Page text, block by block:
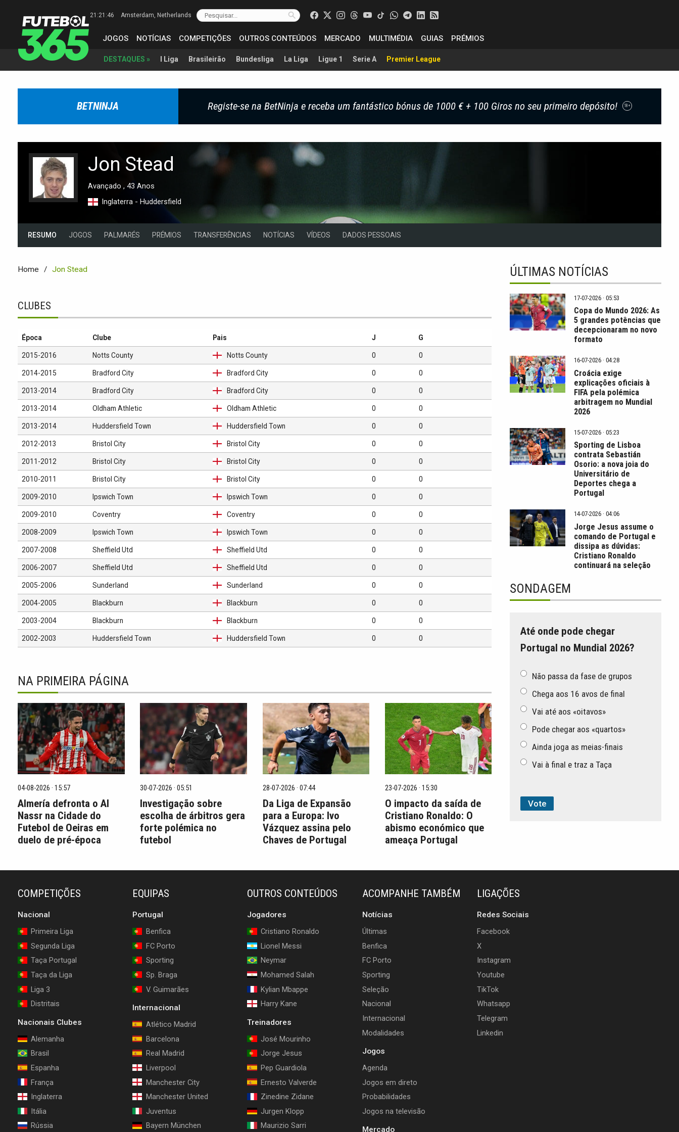
21:21:47 Amsterdam, Netherlands
JOGOS NOTÍCIAS COMPETIÇÕES OUTROS CONTEÚDOS MERCADO MULTIMÉDIA GUIAS PRÉMIOS
DESTAQUES » I Liga Brasileirão Bundesliga La Liga Ligue 1 Serie A Premier League
BETNINJA Registe-se na BetNinja e receba um fantástico bónus de 1000 € + 100 Giros no seu primeiro depósito! 18+
Jon Stead
Avançado , 43 Anos
Inglaterra - Huddersfield
RESUMO JOGOS PALMARÉS PRÉMIOS TRANSFERÊNCIAS NOTÍCIAS VÍDEOS DADOS PESSOAIS
Home Jon Stead
CLUBES
Época Clube Pais J G
2015-2016 Notts County Notts County 0 0
2014-2015 Bradford City Bradford City 0 0
2013-2014 Bradford City Bradford City 0 0
2013-2014 Oldham Athletic Oldham Athletic 0 0
2013-2014 Huddersfield Town Huddersfield Town 0 0
2012-2013 Bristol City Bristol City 0 0
2011-2012 Bristol City Bristol City 0 0
2010-2011 Bristol City Bristol City 0 0
2009-2010 Ipswich Town Ipswich Town 0 0
2009-2010 Coventry Coventry 0 0
2008-2009 Ipswich Town Ipswich Town 0 0
2007-2008 Sheffield Utd Sheffield Utd 0 0
2006-2007 Sheffield Utd Sheffield Utd 0 0
2005-2006 Sunderland Sunderland 0 0
2004-2005 Blackburn Blackburn 0 0
2003-2004 Blackburn Blackburn 0 0
2002-2003 Huddersfield Town Huddersfield Town 0 0
NA PRIMEIRA PÁGINA
04-08-2026 · 15:57
Almería defronta o Al
Nassr na Cidade do
Futebol de Oeiras em
duelo de pré-época
30-07-2026 · 05:51
Investigação sobre
escolha de árbitros gera
forte polémica no
futebol
28-07-2026 · 07:44
Da Liga de Expansão
para a Europa: Ivo
Vázquez assina pelo
Chaves de Portugal
23-07-2026 · 15:30
O impacto da saída de
Cristiano Ronaldo: O
abismo económico que
ameaça Portugal
ÚLTIMAS NOTÍCIAS
17-07-2026 · 05:53
Copa do Mundo 2026: As
5 grandes potências que
decepcionaram no novo
formato
16-07-2026 · 04:28
Croácia exige
explicações oficiais à
FIFA pela polémica
arbitragem no Mundial
2026
15-07-2026 · 05:23
Sporting de Lisboa
contrata Sebastián
Osorio: a nova joia do
Universitário de
Deportes chega a
Portugal
14-07-2026 · 04:06
Jorge Jesus assume o
comando de Portugal e
dissipa as dúvidas:
Cristiano Ronaldo
continuará na seleção
SONDAGEM
Até onde pode chegar
Portugal no Mundial 2026?
Não passa da fase de grupos
Chega aos 16 avos de final
Vai até aos «oitavos»
Pode chegar aos «quartos»
Ainda joga as meias-finais
Vai à final e traz a Taça
COMPETIÇÕES
Nacional
Primeira Liga
Segunda Liga
Taça Portugal
Taça da Liga
Liga 3
Distritais
Nacionais Clubes
Alemanha
Brasil
Espanha
França
Inglaterra
Itália
Rússia
EQUIPAS
Portugal
Benfica
FC Porto
Sporting
Sp. Braga
V. Guimarães
Internacional
Atlético Madrid
Barcelona
Real Madrid
Liverpool
Manchester City
Manchester United
Juventus
Bayern München
OUTROS CONTEÚDOS
Jogadores
Cristiano Ronaldo
Lionel Messi
Neymar
Mohamed Salah
Kylian Mbappe
Harry Kane
Treinadores
José Mourinho
Jorge Jesus
Pep Guardiola
Ernesto Valverde
Zinedine Zidane
Jurgen Klopp
Maurizio Sarri
ACOMPANHE TAMBÉM
Notícias
Últimas
Benfica
FC Porto
Sporting
Seleção
Nacional
Internacional
Modalidades
Jogos
Agenda
Jogos em direto
Probabilidades
Jogos na televisão
Mercado
LIGAÇÕES
Redes Sociais
Facebook
X
Instagram
Youtube
TikTok
Whatsapp
Telegram
Linkedin